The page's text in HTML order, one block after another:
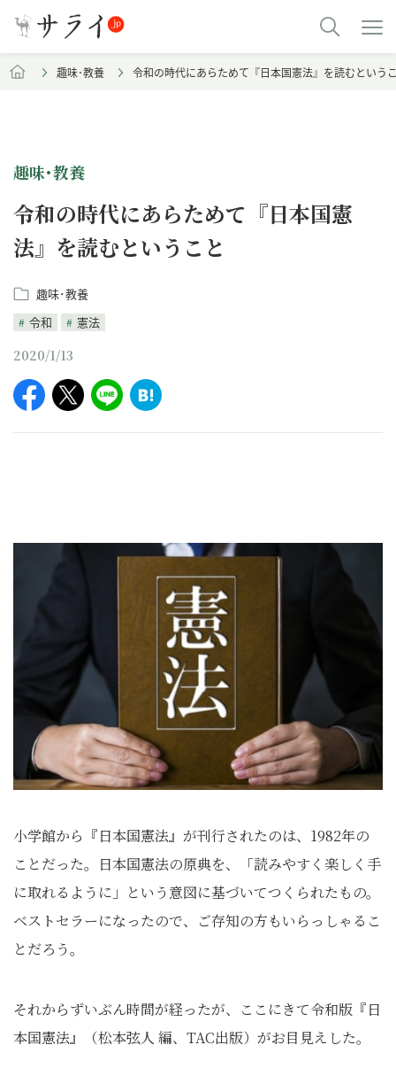
趣味･教養 令和の時代にあらためて『日本国憲法』を読むという
趣味･教養
令和の時代にあらためて『日本国憲
法』を読むということ
趣味･教養
令和
憲法
2020/1/13
小学館から『日本国憲法』が刊行されたのは、1982年の
ことだった。日本国憲法の原典を、「読みやすく楽しく手
に取れるように」という意図に基づいてつくられたもの。
ベストセラーになったので、ご存知の方もいらっしゃるこ
とだろう。
それからずいぶん時間が経ったが、ここにきて令和版『日
本国憲法』（松本弦人 編、TAC出版）がお目見えした。